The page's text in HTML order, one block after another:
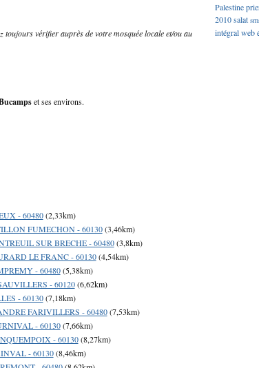
toujours vérifier auprès de votre mosquée locale et/ou au
et ses environs.
- 60480(2,33km)
FUMECHON - 60130(3,46km)
SUR BRECHE - 60480(3,8km)
LE FRANC - 60130(4,54km)
- 60480(5,38km)
- 60120(6,62km)
- 60130(7,18km)
FARIVILLERS - 60480(7,53km)
- 60130(7,66km)
- 60130(8,27km)
- 60130(8,46km)
Palestine
2010salat
intégralweb